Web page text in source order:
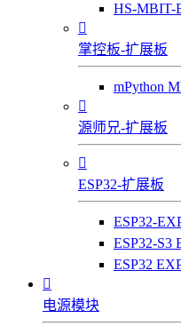
HS-MBIT-

掌控板-扩展板
mPython

源师兄-扩展板

ESP32-扩展板
ESP32-
ESP32-S3
ESP32

电源模块